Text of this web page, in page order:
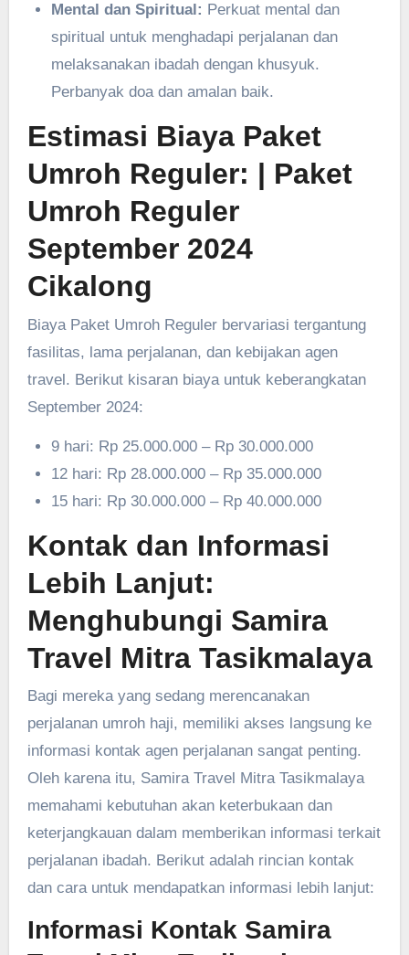
Mental dan Spiritual: Perkuat mental dan
spiritual untuk menghadapi perjalanan dan
melaksanakan ibadah dengan khusyuk.
Perbanyak doa dan amalan baik.
Estimasi Biaya Paket
Umroh Reguler: | Paket
Umroh Reguler
September 2024
Cikalong
Biaya Paket Umroh Reguler bervariasi tergantung
fasilitas, lama perjalanan, dan kebijakan agen
travel. Berikut kisaran biaya untuk keberangkatan
September 2024:
9 hari: Rp 25.000.000 – Rp 30.000.000
12 hari: Rp 28.000.000 – Rp 35.000.000
15 hari: Rp 30.000.000 – Rp 40.000.000
Kontak dan Informasi
Lebih Lanjut:
Menghubungi Samira
Travel Mitra Tasikmalaya
Bagi mereka yang sedang merencanakan
perjalanan umroh haji, memiliki akses langsung ke
informasi kontak agen perjalanan sangat penting.
Oleh karena itu, Samira Travel Mitra Tasikmalaya
memahami kebutuhan akan keterbukaan dan
keterjangkauan dalam memberikan informasi terkait
perjalanan ibadah. Berikut adalah rincian kontak
dan cara untuk mendapatkan informasi lebih lanjut:
Informasi Kontak Samira